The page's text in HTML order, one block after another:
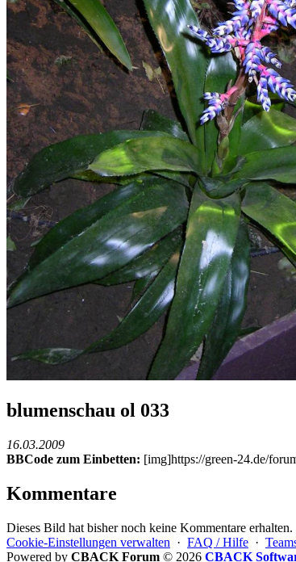
blumenschau ol 033
16.03.2009
BBCode zum Einbetten: [img]https://green-24.de/
Kommentare
Dieses Bild hat bisher noch keine Kommentare erhalten.
Cookie-Einstellungen verwalten · FAQ / Hilfe ·
Powered by CBACK Forum © 2026 CBACK